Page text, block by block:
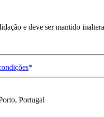
e deve ser mantido
*
Portugal